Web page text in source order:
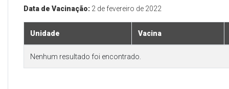
Data de Vacinação: 2 de fevereiro de 2022
Unidade Vacina
Nenhum resultado foi encontrado.